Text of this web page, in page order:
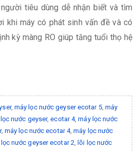
tiêu dùng dễ nhận biết và tìm
khi máy có phát sinh vấn đề và có
kỳ màng RO giúp tăng tuổi thọ hệ
, máy lọc nước geyser ecotar 5, máy
lọc nước geyser,ecotar 4,máy lọc nước
, máy lọc nước ecotar 4,máy lọc nước
nước geyser ecotar 2
lõi lọc nước